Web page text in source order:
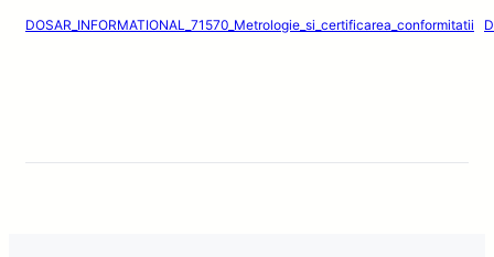
DOSAR_INFORMATIONAL_71570_Metrologie_si_certificarea_conformitatii